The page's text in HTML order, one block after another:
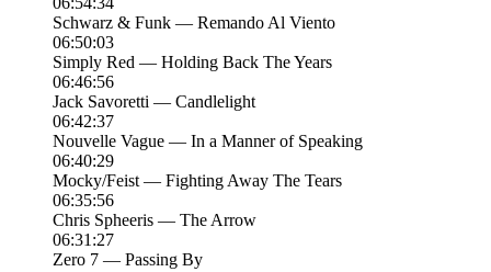
Schwarz & Funk — Remando Al Viento
06:50:03
Simply Red — Holding Back The Years
06:46:56
Jack Savoretti — Candlelight
06:42:37
Nouvelle Vague — In a Manner of Speaking
06:40:29
Mocky/Feist — Fighting Away The Tears
06:35:56
Chris Spheeris — The Arrow
06:31:27
Zero 7 — Passing By